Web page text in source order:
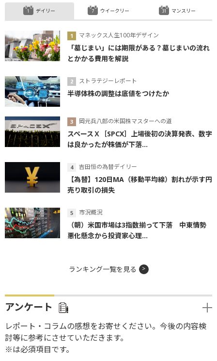
デイリー
マネックス人生100年デザイン
「墓じまい」には期限がある？墓じまいの流れ
とかかる費用を解説
ストラテジーレポート
半導体株の調整は底値をつけたか
岡元兵八郎の米国株マスターへの道
スペースＸ［SPCX］上場後初の決算発表、数字
は良かったが株価が下落...
吉田恒の為替デイリー
【為替】120日MA（移動平均線）割れが示す円
売り取引の損失
市況概況
（朝）米国市場は3指数揃って下落 中東情勢
悪化懸念から投資家心理...
ウイークリー マンスリー
ランキング一覧を見る
アンケート
レポート・コラムの感想をお寄せください。今後の内容検
討等に参考にさせていただきます。
※は必須項目です。